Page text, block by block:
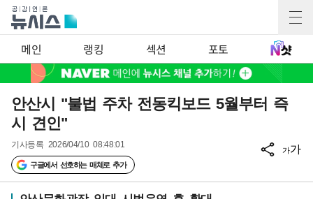
메인 랭킹 섹션 포토
안산시 "불법 주차 전동킥보드 5월부터 즉
시 견인"
기사등록 2026/04/10 08:48:01
구글에서 선호하는 매체로 추가
가가